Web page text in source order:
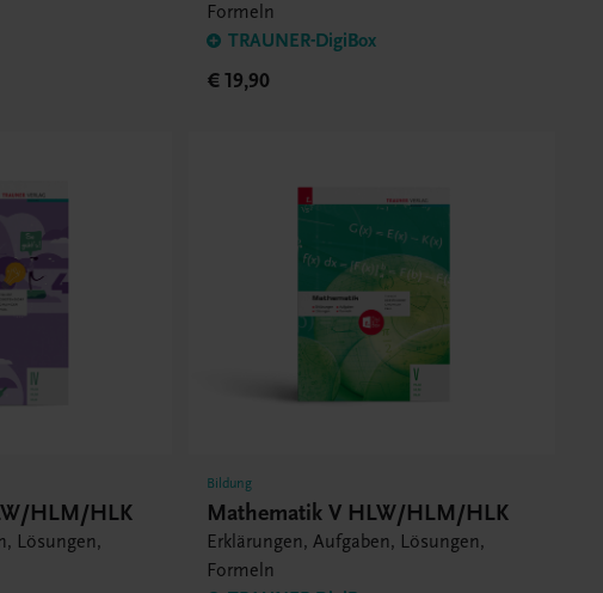
Formeln
TRAUNER-DigiBox
€ 19,90
HLM/HLK
Lösungen,
Bildung
Mathematik V HLW/HLM/HLK
Erklärungen, Aufgaben, Lösungen,
Formeln